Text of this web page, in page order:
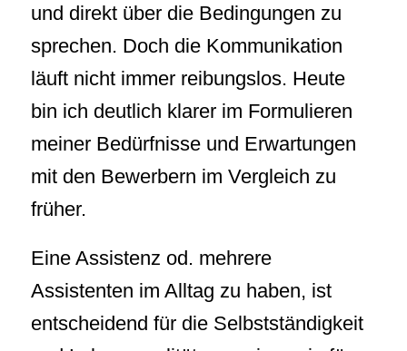
und direkt über die Bedingungen zu
sprechen. Doch die Kommunikation
läuft nicht immer reibungslos. Heute
bin ich deutlich klarer im Formulieren
meiner Bedürfnisse und Erwartungen
mit den Bewerbern im Vergleich zu
früher.
Eine Assistenz od. mehrere
Assistenten im Alltag zu haben, ist
entscheidend für die Selbstständigkeit